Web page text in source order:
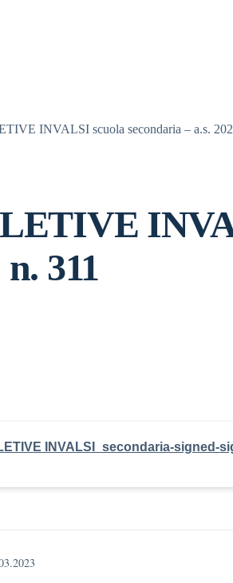
INVALSI scuola secondaria – a.s.
311
INVALSI_secondaria-signed-